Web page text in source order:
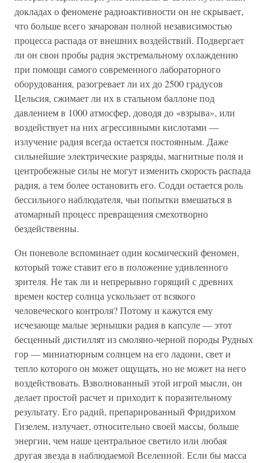
докладах о феномене радиоактивности он не скрывает,
что больше всего зачарован полной независимостью
процесса распада от внешних воздействий. Подвергает
ли он свои пробы радия экстремальному охлаждению
при помощи самого современного лабораторного
оборудования, разогревает ли их до 2500 градусов
Цельсия, сжимает ли их в стальном баллоне под
давлением в 1000 атмосфер, доводя до «взрыва», или
воздействует на них агрессивными кислотами —
излучение радия всегда остается постоянным. Даже
сильнейшие электрические разряды, магнитные поля и
центробежные силы не могут изменить скорость распада
радия, а тем более остановить его. Содди остается роль
бессильного наблюдателя, чьи попытки вмешаться в
атомарный процесс превращения смехотворно
бездейственны.
Он поневоле вспоминает один космический феномен,
который тоже ставит его в положение удивленного
зрителя. Не так ли и непрерывно горящий с древних
времен костер солнца ускользает от всякого
человеческого контроля? Потому и кажутся ему
исчезающе малые зернышки радия в капсуле — этот
бесценный дистиллят из смоляно-черной породы Рудных
гор — миниатюрным солнцем на его ладони, свет и
тепло которого он может ощущать, но не может на него
воздействовать. Взволнованный этой игрой мысли, он
делает простой расчет и приходит к поразительному
результату. Его радий, препарированный Фридрихом
Гизелем, излучает, относительно своей массы, больше
энергии, чем наше центральное светило или любая
другая звезда в наблюдаемой Вселенной. Если бы масса